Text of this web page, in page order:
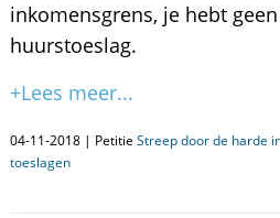
inkomensgrens, je hebt
huurstoeslag.
+Lees meer...
04-11-2018 | Petitie Streep door de harde
toeslagen